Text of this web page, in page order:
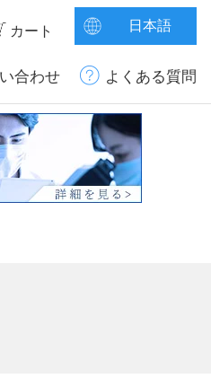
カート 日本語
合わせ よくある質問